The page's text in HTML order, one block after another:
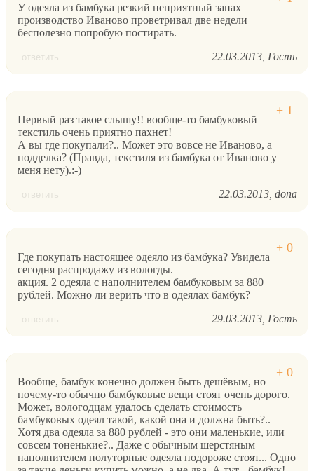
У одеяла из бамбука резкий неприятный запах
производство Иваново проветривал две недели
бесполезно попробую постирать.
ответить 22.03.2013 Гость
Первый раз такое слышу!! вообще-то бамбуковый
текстиль очень приятно пахнет!
А вы где покупали?.. Может это вовсе не Иваново, а
подделка? (Правда, текстиля из бамбука от Иваново у
меня нету).:-)
ответить 22.03.2013 dona
Где покупать настоящее одеяло из бамбука? Увидела
сегодня распродажу из вологды.
акция. 2 одеяла с наполнителем бамбуковым за 880
рублей. Можно ли верить что в одеялах бамбук?
ответить 29.03.2013 Гость
Вообще, бамбук конечно должен быть дешёвым, но
почему-то обычно бамбуковые вещи стоят очень дорого.
Может, вологодцам удалось сделать стоимость
бамбуковых одеял такой, какой она и должна быть?..
Хотя два одеяла за 880 рублей - это они маленькие, или
совсем тоненькие?.. Даже с обычным шерстяным
наполнителем полуторные одеяла подороже стоят... Одно